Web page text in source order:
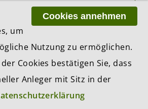
Cookies annehmen
um
Nutzung zu ermöglichen.
Cookies bestätigen Sie, dass
Anleger mit Sitz in der